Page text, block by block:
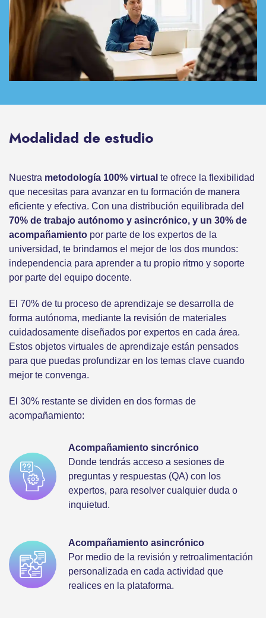
Modalidad de estudio
Nuestra metodología 100% virtual te ofrece la flexibilidad
que necesitas para avanzar en tu formación de manera
eficiente y efectiva. Con una distribución equilibrada del
70% de trabajo autónomo y asincrónico, y un 30% de
acompañamiento por parte de los expertos de la
universidad, te brindamos el mejor de los dos mundos:
independencia para aprender a tu propio ritmo y soporte
por parte del equipo docente.
El 70% de tu proceso de aprendizaje se desarrolla de
forma autónoma, mediante la revisión de materiales
cuidadosamente diseñados por expertos en cada área.
Estos objetos virtuales de aprendizaje están pensados
para que puedas profundizar en los temas clave cuando
mejor te convenga.
El 30% restante se dividen en dos formas de
acompañamiento:
Acompañamiento sincrónico
Donde tendrás acceso a sesiones de
preguntas y respuestas (QA) con los
expertos, para resolver cualquier duda o
inquietud.
Acompañamiento asincrónico
Por medio de la revisión y retroalimentación
personalizada en cada actividad que
realices en la plataforma.